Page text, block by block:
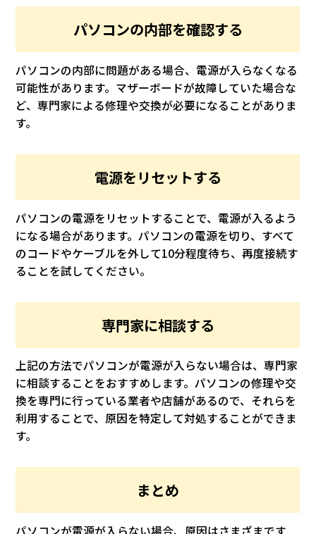
パソコンの内部を確認する
パソコンの内部に問題がある場合、電源が入らなくなる
可能性があります。マザーボードが故障していた場合な
ど、専門家による修理や交換が必要になることがありま
す。
電源をリセットする
パソコンの電源をリセットすることで、電源が入るよう
になる場合があります。パソコンの電源を切り、すべて
のコードやケーブルを外して10分程度待ち、再度接続す
ることを試してください。
専門家に相談する
上記の方法でパソコンが電源が入らない場合は、専門家
に相談することをおすすめします。パソコンの修理や交
換を専門に行っている業者や店舗があるので、それらを
利用することで、原因を特定して対処することができま
す。
まとめ
パソコンが電源が入らない場合、原因はさまざまです